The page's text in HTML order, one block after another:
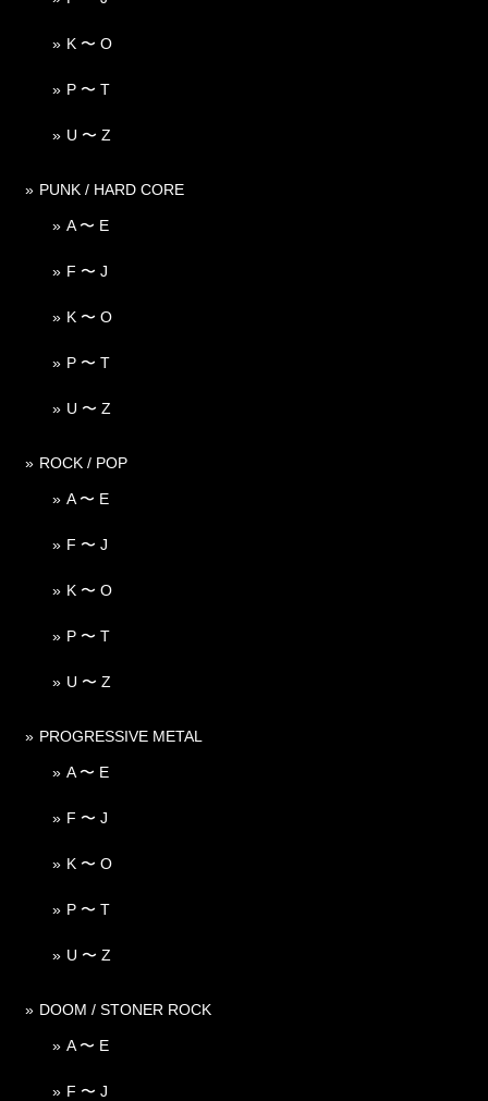
K 〜 O
P 〜 T
U 〜 Z
PUNK / HARD CORE
A 〜 E
F 〜 J
K 〜 O
P 〜 T
U 〜 Z
ROCK / POP
A 〜 E
F 〜 J
K 〜 O
P 〜 T
U 〜 Z
PROGRESSIVE METAL
A 〜 E
F 〜 J
K 〜 O
P 〜 T
U 〜 Z
DOOM / STONER ROCK
A 〜 E
F 〜 J